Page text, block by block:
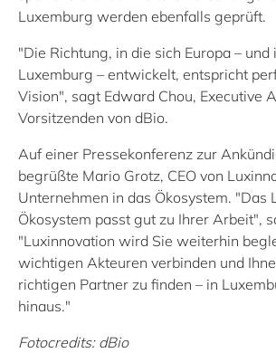
Luxemburg werden ebenfalls geprüft.
"Die Richtung, in die sich Europa – und
Luxemburg – entwickelt, entspricht
Vision", sagt Edward Chou, Executive
Vorsitzenden von dBio.
Auf einer Pressekonferenz zur
begrüßte Mario Grotz, CEO von
Unternehmen in das Ökosystem. "Das
Ökosystem passt gut zu Ihrer Arbeit",
"Luxinnovation wird Sie weiterhin
wichtigen Akteuren verbinden und
richtigen Partner zu finden – in
hinaus."
Fotocredits: dBio